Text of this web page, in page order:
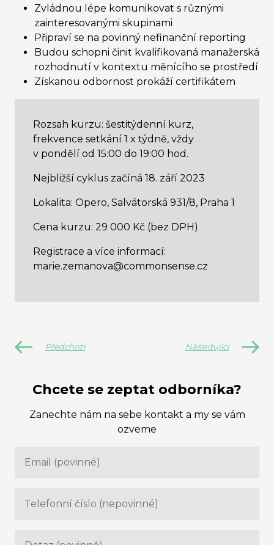
Zvládnou lépe komunikovat s různými
zainteresovanými skupinami
Připraví se na povinný nefinanční reporting
Budou schopni činit kvalifikovaná manažerská
rozhodnutí v kontextu měnícího se prostředí
Získanou odbornost prokáží certifikátem
Rozsah kurzu: šestitýdenní kurz,
frekvence setkání 1 x týdně, vždy
v pondělí od 15:00 do 19:00 hod.
Nejbližší cyklus začíná 18. září 2023
Lokalita: Opero, Salvátorská 931/8, Praha 1
Cena kurzu: 29 000 Kč (bez DPH)
Registrace a více informací:
marie.zemanova@commonsense.cz
Předchozí Následující
Chcete se zeptat odborníka?
Zanechte nám na sebe kontakt a my se vám
ozveme